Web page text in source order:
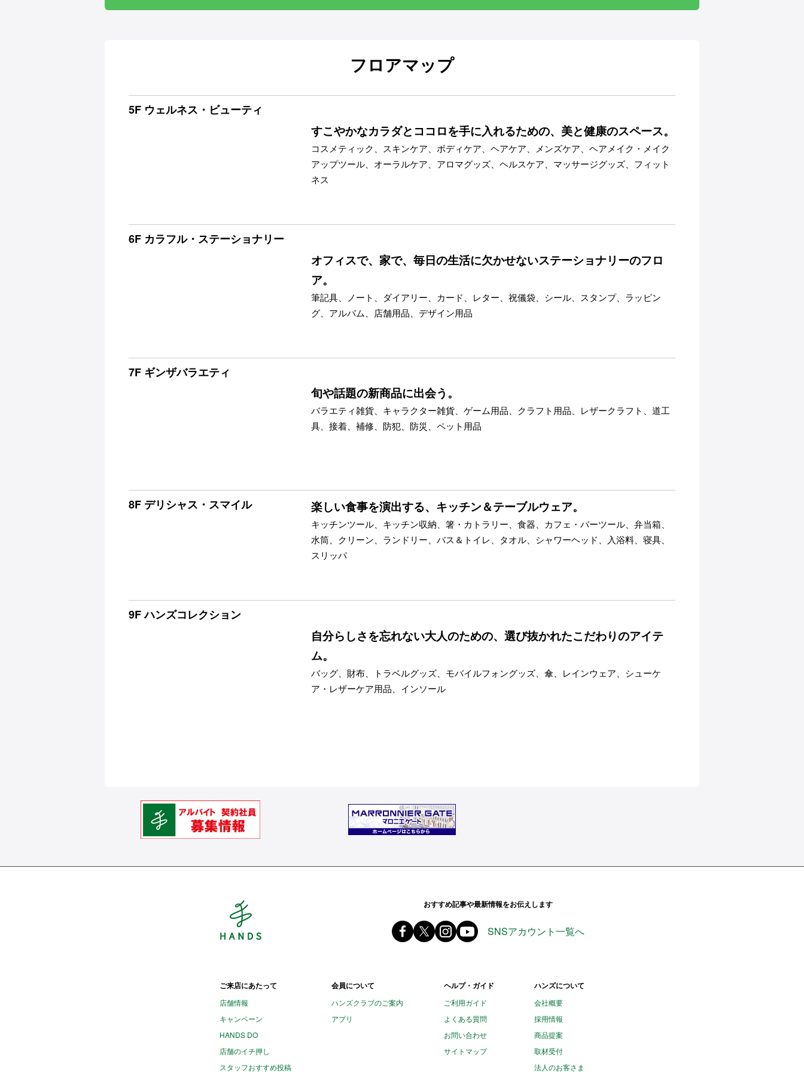
フロアマップ
5F ウェルネス・ビューティ
すこやかなカラダとココロを手に入れるための、美と健康のスペース。
コスメティック、スキンケア、ボディケア、ヘアケア、メンズケア、ヘアメイク・メイク
アップツール、オーラルケア、アロマグッズ、ヘルスケア、マッサージグッズ、フィット
ネス
6F カラフル・ステーショナリー
オフィスで、家で、毎日の生活に欠かせないステーショナリーのフロ
ア。
筆記具、ノート、ダイアリー、カード、レター、祝儀袋、シール、スタンプ、ラッピン
グ、アルバム、店舗用品、デザイン用品
7F ギンザバラエティ
旬や話題の新商品に出会う。
バラエティ雑貨、キャラクター雑貨、ゲーム用品、クラフト用品、レザークラフト、道工
具、接着、補修、防犯、防災、ペット用品
8F デリシャス・スマイル 楽しい食事を演出する、キッチン＆テーブルウェア。
キッチンツール、キッチン収納、箸・カトラリー、食器、カフェ・バーツール、弁当箱、
水筒、クリーン、ランドリー、バス＆トイレ、タオル、シャワーヘッド、入浴料、寝具、
スリッパ
9F ハンズコレクション
自分らしさを忘れない大人のための、選び抜かれたこだわりのアイテ
ム。
バッグ、財布、トラベルグッズ、モバイルフォングッズ、傘、レインウェア、シューケ
ア・レザーケア用品、インソール
おすすめ記事や最新情報をお伝えします
Facebook ハンズ公式ファンページ
X(旧 twitter) @Hands_official_
instagram @tokyuhandsinc
youtube
SNSアカウント一覧へ
ご来店にあたって
店舗情報
キャンペーン
HANDS DO
店舗のイチ押し
スタッフおすすめ投稿
会員について
ハンズクラブのご案内
アプリ
ヘルプ・ガイド
ご利用ガイド
よくある質問
お問い合わせ
サイトマップ
ハンズについて
会社概要
採用情報
商品提案
取材受付
法人のお客さま